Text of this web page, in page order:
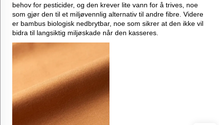
behov for pesticider, og den krever lite vann for å trives, noe
som gjør den til et miljøvennlig alternativ til andre fibre. Videre
er bambus biologisk nedbrytbar, noe som sikrer at den ikke vil
bidra til langsiktig miljøskade når den kasseres.